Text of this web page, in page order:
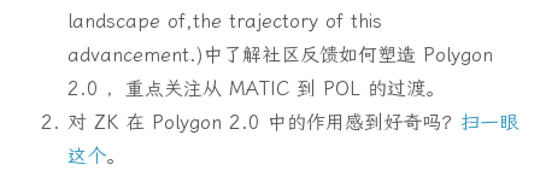
landscape of,the trajectory of this
advancement.)中了解社区反馈如何塑造 Polygon
2.0 ，重点关注从 MATIC 到 POL 的过渡。
对 ZK 在 Polygon 2.0 中的作用感到好奇吗？ 扫一眼
这个。